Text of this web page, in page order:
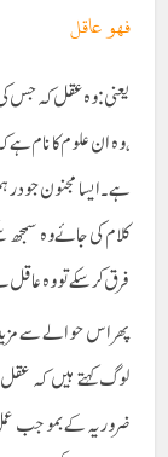
فهو عاقل
یعنی: وہ عقل کہ جس
،وہ ان علوم کا نام
ہے۔ایسا مجنون
کلام کی جائے وہ سمجھ
فرق کرسکے تو وہ عاقل
پھر اس حوالے سے
لوگ کہتے ہیں کہ
ضروریہ کے بموجب